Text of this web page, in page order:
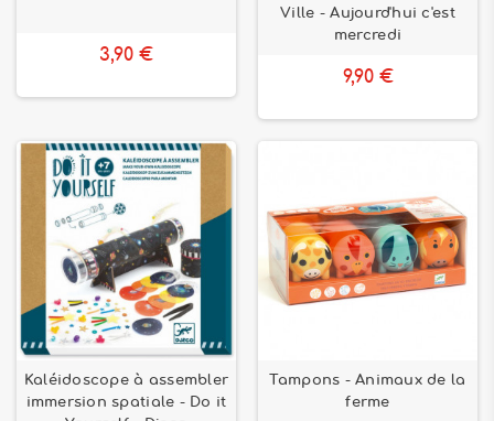
3,90 €
Ville - Aujourd'hui c'est
mercredi
9,90 €
Kaléidoscope à assembler
immersion spatiale - Do it
Tampons - Animaux de la
ferme